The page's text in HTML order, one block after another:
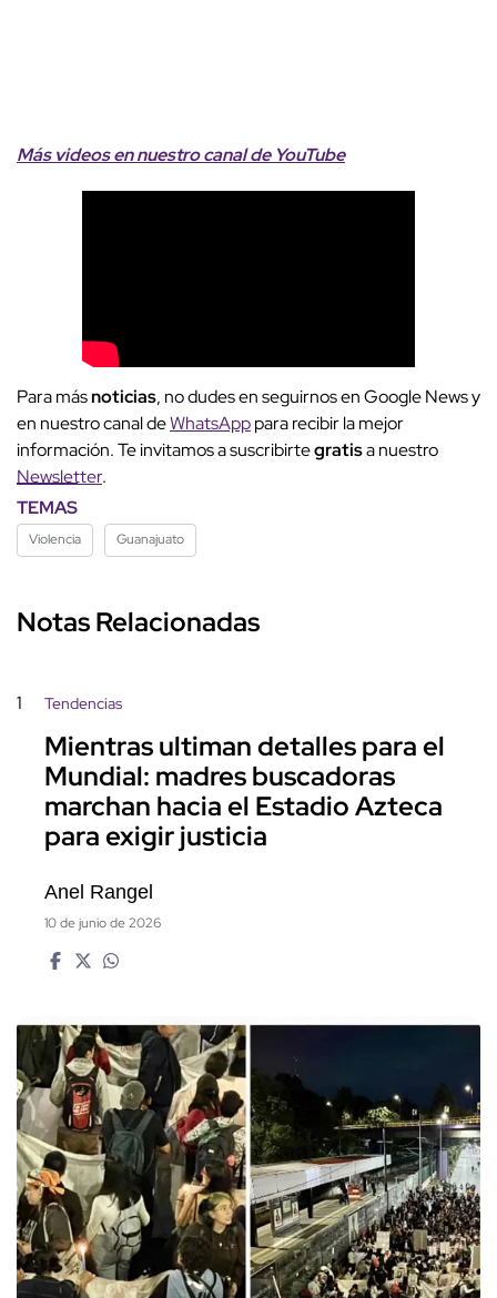
Más videosen nuestro canal de YouTube
Para másnoticias, no dudes en seguirnos en Google News y
en nuestro canal deWhatsApppara recibir la mejor
información. Te invitamos a suscribirtegratisa nuestro
Newsletter.
TEMAS
Violencia Guanajuato
Notas Relacionadas
1 Tendencias
Mientras ultiman detalles para el
Mundial: madres buscadoras
marchan hacia el Estadio Azteca
para exigir justicia
Anel Rangel
10 de junio de 2026